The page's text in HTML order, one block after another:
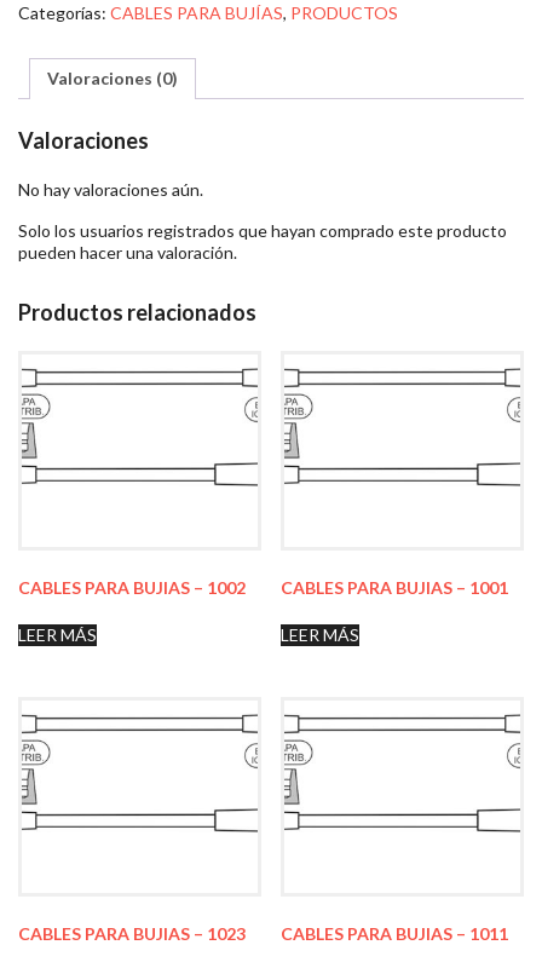
Categorías: CABLES PARA BUJÍAS, PRODUCTOS
Valoraciones (0)
Valoraciones
No hay valoraciones aún.
Solo los usuarios registrados que hayan comprado este producto
pueden hacer una valoración.
Productos relacionados
CABLES PARA BUJIAS – 1002
LEER MÁS
CABLES PARA BUJIAS – 1001
LEER MÁS
CABLES PARA BUJIAS – 1023 CABLES PARA BUJIAS – 1011